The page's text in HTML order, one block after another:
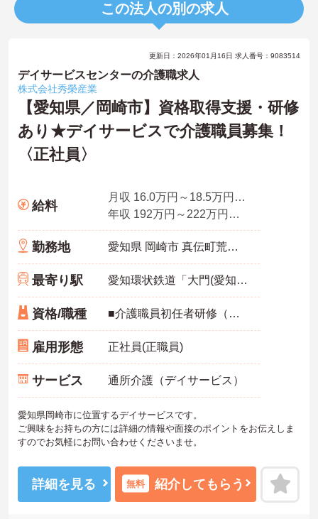
この法人の別の求人
更新日：2026年01月16日 求人番号：9083514
デイサービスセンターの介護職求人
株式会社秀榮産業
【愛知県／岡崎市】資格取得支援・研修
あり★デイサービスで介護職員募集！
〈正社員〉
給料
月収 16.0万円～18.5万円程度 諸手当込
年収 192万円～222万円程度 諸手当込 別途賞与
勤務地 愛知県 岡崎市 真伝町荒戸21番地5
最寄り駅 愛知環状鉄道「大門(愛知)駅」バス・車8分
資格/職種 ■介護職員初任者研修（ヘルパー2級）以上 ■普通自動車免許
雇用形態 正社員(正職員)
サービス 通所介護（デイサービス）
愛知県岡崎市に位置するデイサービスです。
ご興味をお持ちの方には詳細の情報や面接のポイントをお伝えしま
すのでお気軽にお問い合わせくださいませ。
詳細を見る 無料 紹介してもらう